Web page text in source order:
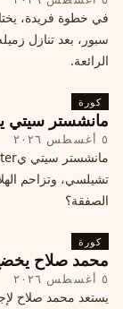
سبور، بعد تنازل
الرائعة.
كورة
مانشستر سيتي
٥ أغسطس ٢٠٢٦
تشيلسي، وتزاحم
الصفقة؟
كورة
محمد صلاح
٥ أغسطس ٢٠٢٦
يستعد محمد صلاح